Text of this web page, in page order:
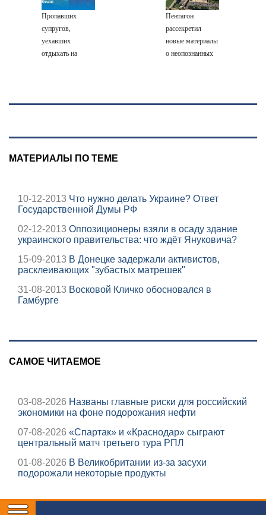
Пропавших
супругов,
уехавших
отдыхать на
автомобиля
Пентагон
рассекретил
новые материалы
о неопознанных
МАТЕРИАЛЫ ПО ТЕМЕ
10-12-2013 Что нужно делать Украине? Ответ
Государственной Думы РФ
02-12-2013 Оппозиционеры взяли в осаду здание
украинского правительства: что ждёт Януковича?
15-09-2013 В Донецке задержали активистов,
расклеивающих "зубастых матрешек"
31-08-2013 Восковой Кличко обосновался в
Гамбурге
САМОЕ ЧИТАЕМОЕ
03-08-2026 Названы главные риски для российский
экономики на фоне подорожания нефти
07-08-2026 «Спартак» и «Краснодар» сыграют
центральный матч третьего тура РПЛ
01-08-2026 В Великобритании из-за засухи
подорожали некоторые продукты